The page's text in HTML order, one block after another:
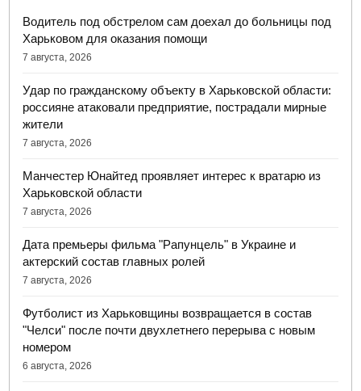
Водитель под обстрелом сам доехал до больницы под
Харьковом для оказания помощи
7 августа, 2026
Удар по гражданскому объекту в Харьковской области:
россияне атаковали предприятие, пострадали мирные
жители
7 августа, 2026
Манчестер Юнайтед проявляет интерес к вратарю из
Харьковской области
7 августа, 2026
Дата премьеры фильма "Рапунцель" в Украине и
актерский состав главных ролей
7 августа, 2026
Футболист из Харьковщины возвращается в состав
"Челси" после почти двухлетнего перерыва с новым
номером
6 августа, 2026